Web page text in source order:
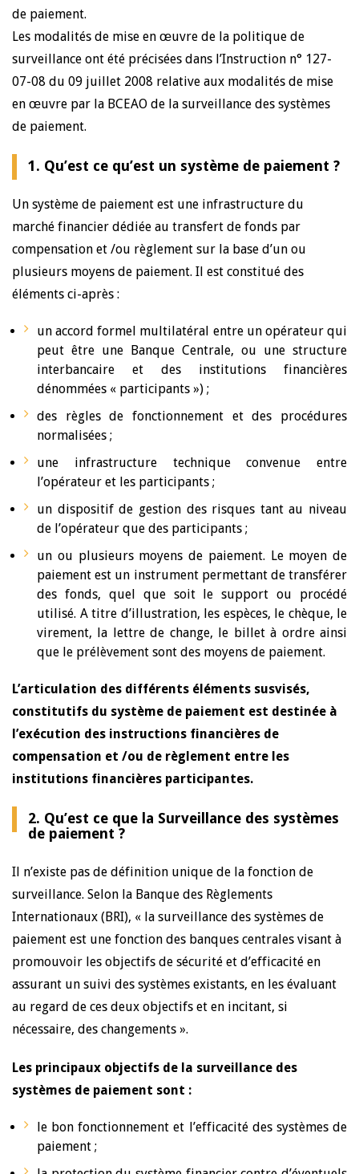
de paiement.
Les modalités de mise en œuvre de la politique de
surveillance ont été précisées dans l’Instruction n° 127-
07-08 du 09 juillet 2008 relative aux modalités de mise
en œuvre par la BCEAO de la surveillance des systèmes
de paiement.
1. Qu’est ce qu’est un système de paiement ?
Un système de paiement est une infrastructure du
marché financier dédiée au transfert de fonds par
compensation et /ou règlement sur la base d’un ou
plusieurs moyens de paiement. Il est constitué des
éléments ci-après :
un accord formel multilatéral entre un opérateur qui
peut être une Banque Centrale, ou une structure
interbancaire et des institutions financières
dénommées « participants ») ;
des règles de fonctionnement et des procédures
normalisées ;
une infrastructure technique convenue entre
l’opérateur et les participants ;
un dispositif de gestion des risques tant au niveau
de l’opérateur que des participants ;
un ou plusieurs moyens de paiement. Le moyen de
paiement est un instrument permettant de transférer
des fonds, quel que soit le support ou procédé
utilisé. A titre d’illustration, les espèces, le chèque, le
virement, la lettre de change, le billet à ordre ainsi
que le prélèvement sont des moyens de paiement.
L’articulation des différents éléments susvisés,
constitutifs du système de paiement est destinée à
l’exécution des instructions financières de
compensation et /ou de règlement entre les
institutions financières participantes.
2. Qu’est ce que la Surveillance des systèmes
de paiement ?
Il n’existe pas de définition unique de la fonction de
surveillance. Selon la Banque des Règlements
Internationaux (BRI), « la surveillance des systèmes de
paiement est une fonction des banques centrales visant à
promouvoir les objectifs de sécurité et d’efficacité en
assurant un suivi des systèmes existants, en les évaluant
au regard de ces deux objectifs et en incitant, si
nécessaire, des changements ».
Les principaux objectifs de la surveillance des
systèmes de paiement sont :
le bon fonctionnement et l’efficacité des systèmes de
paiement ;